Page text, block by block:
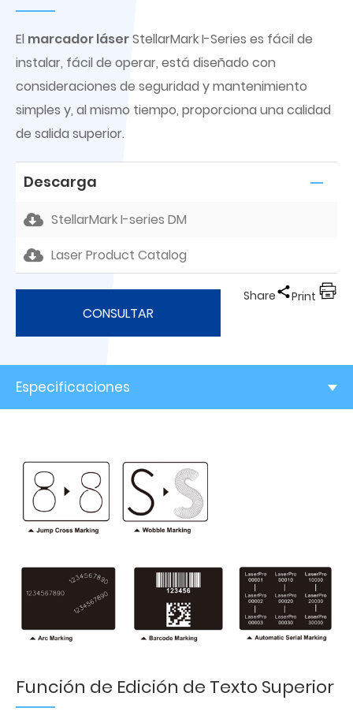
El marcador láserStellarMark I-Series es fácil de
instalar, fácil de operar, está diseñado con
consideraciones de seguridad y mantenimiento
simples y, al mismo tiempo, proporciona una calidad
de salida superior.
Descarga
StellarMark I-series DM
Laser Product Catalog
CONSULTAR
Share Print
Especificaciones
Función de Edición de Texto Superior